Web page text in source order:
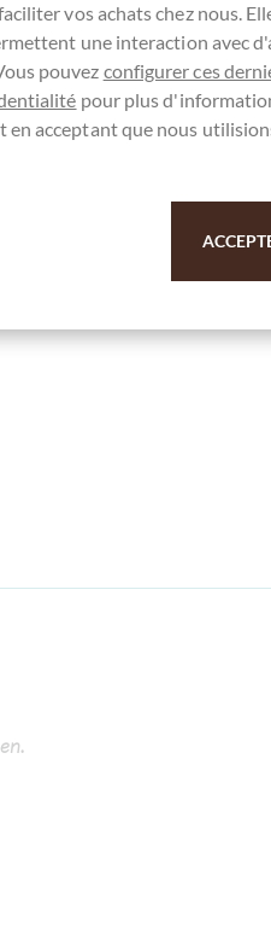
vos achats chez nous.
une interaction avec
pouvez configurer ces
pour plus
acceptant que nous